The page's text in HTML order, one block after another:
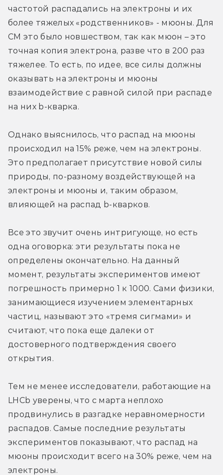
частотой распадались на электроны и их
более тяжелых «родственников» - мюоны. Для
СМ это было новшеством, так как мюон – это
точная копия электрона, разве что в 200 раз
тяжелее. То есть, по идее, все силы должны
оказывать на электроны и мюоны
взаимодействие с равной силой при распаде
на них b-кварка.
Однако выяснилось, что распад на мюоны
происходил на 15% реже, чем на электроны.
Это предполагает присутствие новой силы
природы, по-разному воздействующей на
электроны и мюоны и, таким образом,
влияющей на распад b-кварков.
Все это звучит очень интригующе, но есть
одна оговорка: эти результаты пока не
определены окончательно. На данный
момент, результаты экспериментов имеют
погрешность примерно 1 к 1000. Сами физики,
занимающиеся изучением элементарных
частиц, называют это «тремя сигмами» и
считают, что пока еще далеки от
достоверного подтверждения своего
открытия.
Тем не менее исследователи, работающие на
LHCb уверены, что с марта неплохо
продвинулись в разгадке неравномерности
распадов. Самые последние результаты
экспериментов показывают, что распад на
мюоны происходит всего на 30% реже, чем на
электроны.